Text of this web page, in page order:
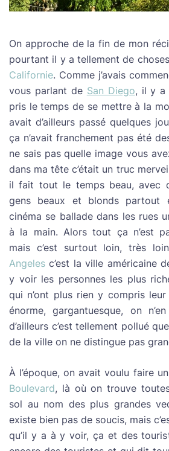
On approche de la fin de mon
pourtant il y a tellement de
Californie. Comme j’avais
vous parlant de San Diego, il y a
pris le temps de se mettre à la
avait d’ailleurs passé quelques
ça n’avait franchement pas été
ne sais pas quelle image vous
dans ma tête c’était un truc
il fait tout le temps beau, avec
gens beaux et blonds
cinéma se ballade dans les rues
à la main. Alors tout ça n’est
mais c’est surtout loin, très
Angeles c’est la ville américaine
y voir les personnes les plus
qui n’ont plus rien y compris
énorme, gargantuesque, on
d’ailleurs c’est tellement pollué
de la ville on ne distingue pas
À l’époque, on avait voulu faire
Boulevard, là où on trouve
sol au nom des plus grandes
existe bien pas de soucis, mais
qu’il y a à y voir, ça et des